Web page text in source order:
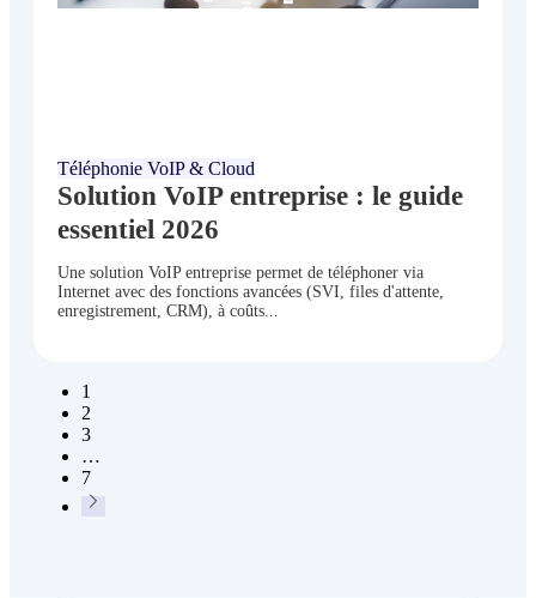
Téléphonie VoIP & Cloud
Solution VoIP entreprise : le guide
essentiel 2026
Une solution VoIP entreprise permet de téléphoner via
Internet avec des fonctions avancées (SVI, files d'attente,
enregistrement, CRM), à coûts...
1
2
3
…
7